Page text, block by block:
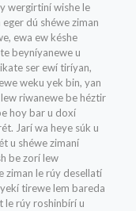
wergirtiní wishe le
dú shéwe ziman
ewa ew késhe
beyníyanewe u
ser ewí tiríyan,
weku yek bin, yan
riwanewe be héztir
hoy bar u doxí
Jarí wa heye súk u
u shéwe zimaní
be zorí lew
ziman le rúy desellatí
tirewe lem bareda
le rúy roshinbírí u